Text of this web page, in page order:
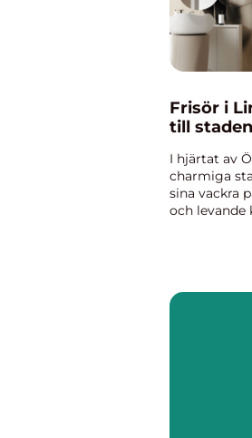
Frisör i
till
I hjärtat av
charmiga
sina vackra
och levande